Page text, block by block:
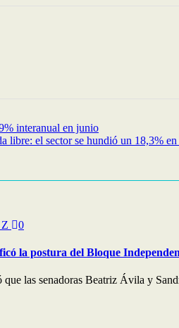
interanual en junio
libre: el sector se hundió un 18,3% en
0
la postura del Bloque
las senadoras Beatriz Ávila y